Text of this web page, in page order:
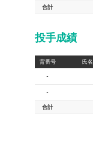
合計
投手成績
背番号 氏名
-
-
合計